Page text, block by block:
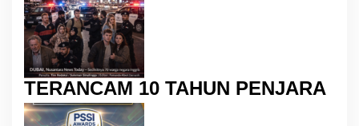
TERANCAM 10 TAHUN PENJARA